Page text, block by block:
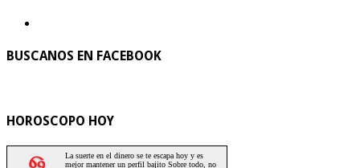
BUSCANOS EN FACEBOOK
HOROSCOPO HOY